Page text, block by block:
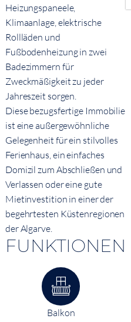
Heizungspaneele,
Klimaanlage, elektrische
Rollläden und
Fußbodenheizung in zwei
Badezimmern für
Zweckmäßigkeit zu jeder
Jahreszeit sorgen.
Diese bezugsfertige Immobilie
ist eine außergewöhnliche
Gelegenheit für ein stilvolles
Ferienhaus, ein einfaches
Domizil zum Abschließen und
Verlassen oder eine gute
Mietinvestition in einer der
begehrtesten Küstenregionen
der Algarve.
FUNKTIONEN
Balkon